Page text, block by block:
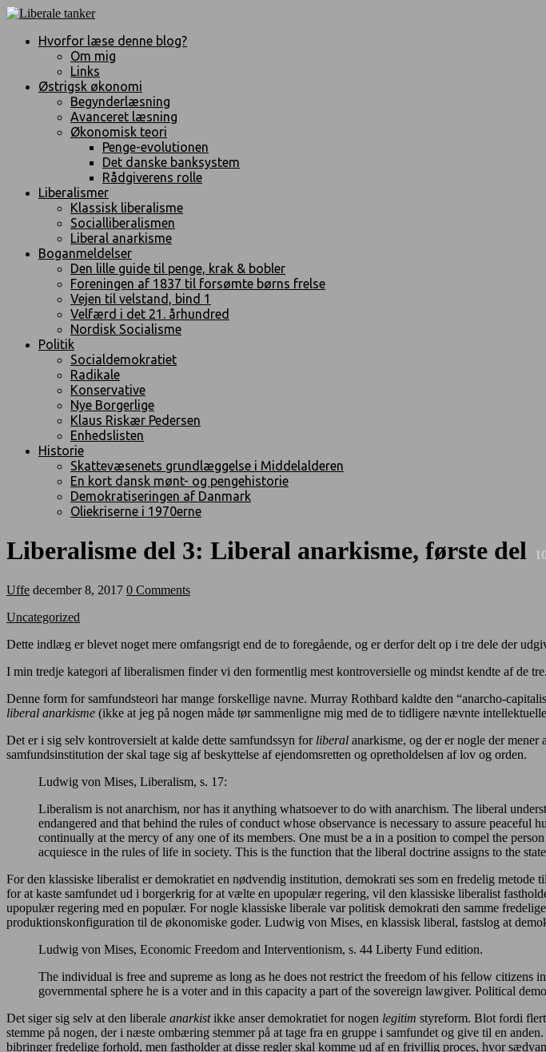
Hvorfor læse denne blog?
Om mig
Links
Østrigsk økonomi
Begynderlæsning
Avanceret læsning
Økonomisk teori
Penge-evolutionen
Det danske banksystem
Rådgiverens rolle
Liberalismer
Klassisk liberalisme
Socialliberalismen
Liberal anarkisme
Boganmeldelser
Den lille guide til penge, krak & bobler
Foreningen af 1837 til forsømte børns frelse
Vejen til velstand, bind 1
Velfærd i det 21. århundred
Nordisk Socialisme
Politik
Socialdemokratiet
Radikale
Konservative
Nye Borgerlige
Klaus Riskær Pedersen
Enhedslisten
Historie
Skattevæsenets grundlæggelse i Middelalderen
En kort dansk mønt- og pengehistorie
Demokratiseringen af Danmark
Oliekriserne i 1970erne
Liberalisme del 3: Liberal anarkisme, første del 10
Uffe december 8, 2017 0 Comments
Uncategorized
Dette indlæg er blevet noget mere omfangsrigt end de to foregående, og er derfor delt op i tre dele der
I min tredje kategori af liberalismen finder vi den formentlig mest kontroversielle og mindst kendte af de tre.
Denne form for samfundsteori har mange forskellige navne. Murray Rothbard kaldte den “anarcho-
liberal anarkisme (ikke at jeg på nogen måde tør sammenligne mig med de to tidligere nævnte
Det er i sig selv kontroversielt at kalde dette samfundssyn for liberal anarkisme, og der er nogle der mener
samfundsinstitution der skal tage sig af beskyttelse af ejendomsretten og opretholdelsen af lov og orden.
Ludwig von Mises, Liberalism, s. 17:
Liberalism is not anarchism, nor has it anything whatsoever to do with anarchism. The liberal
endangered and that behind the rules of conduct whose observance is necessary to assure
continually at the mercy of any one of its members. One must be a in a position to compel the
acquiesce in the rules of life in society. This is the function that the liberal doctrine assigns to the
For den klassiske liberalist er demokratiet en nødvendig institution, demokrati ses som en fredelig
for at kaste samfundet ud i borgerkrig for at vælte en upopulær regering, vil den klassiske liberalist
upopulær regering med en populær. For nogle klassiske liberale var politisk demokrati den samme
produktionskonfiguration til de økonomiske goder. Ludwig von Mises, en klassisk liberal, fastslog at
Ludwig von Mises, Economic Freedom and Interventionism, s. 44 Liberty Fund edition.
The individual is free and supreme as long as he does not restrict the freedom of his fellow citizens
governmental sphere he is a voter and in this capacity a part of the sovereign lawgiver. Political
Det siger sig selv at den liberale anarkistikke anser demokratiet for nogen legitim styreform. Blot fordi
stemme på nogen, der i næste ombæring stemmer på at tage fra en gruppe i samfundet og give til en
bibringer fredelige forhold, men fastholder at disse regler skal komme ud af en frivillig proces, hvor